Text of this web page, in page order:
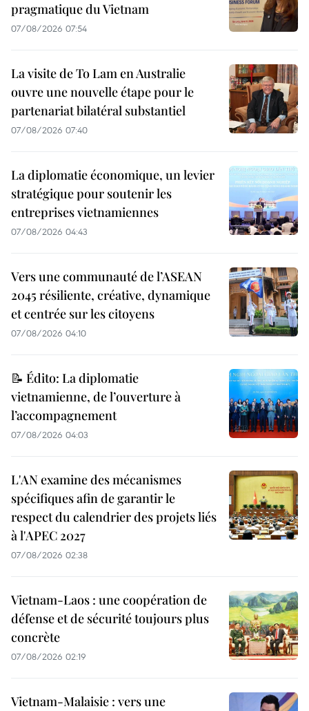
pragmatique du Vietnam
07/08/2026 07:54
La visite de To Lam en Australie
ouvre une nouvelle étape pour le
partenariat bilatéral substantiel
07/08/2026 07:40
La diplomatie économique, un levier
stratégique pour soutenir les
entreprises vietnamiennes
07/08/2026 04:43
Vers une communauté de l’ASEAN
2045 résiliente, créative, dynamique
et centrée sur les citoyens
07/08/2026 04:10
📝 Édito: La diplomatie
vietnamienne, de l’ouverture à
l’accompagnement
07/08/2026 04:03
L'AN examine des mécanismes
spécifiques afin de garantir le
respect du calendrier des projets liés
à l'APEC 2027
07/08/2026 02:38
Vietnam-Laos : une coopération de
défense et de sécurité toujours plus
concrète
07/08/2026 02:19
Vietnam-Malaisie : vers une